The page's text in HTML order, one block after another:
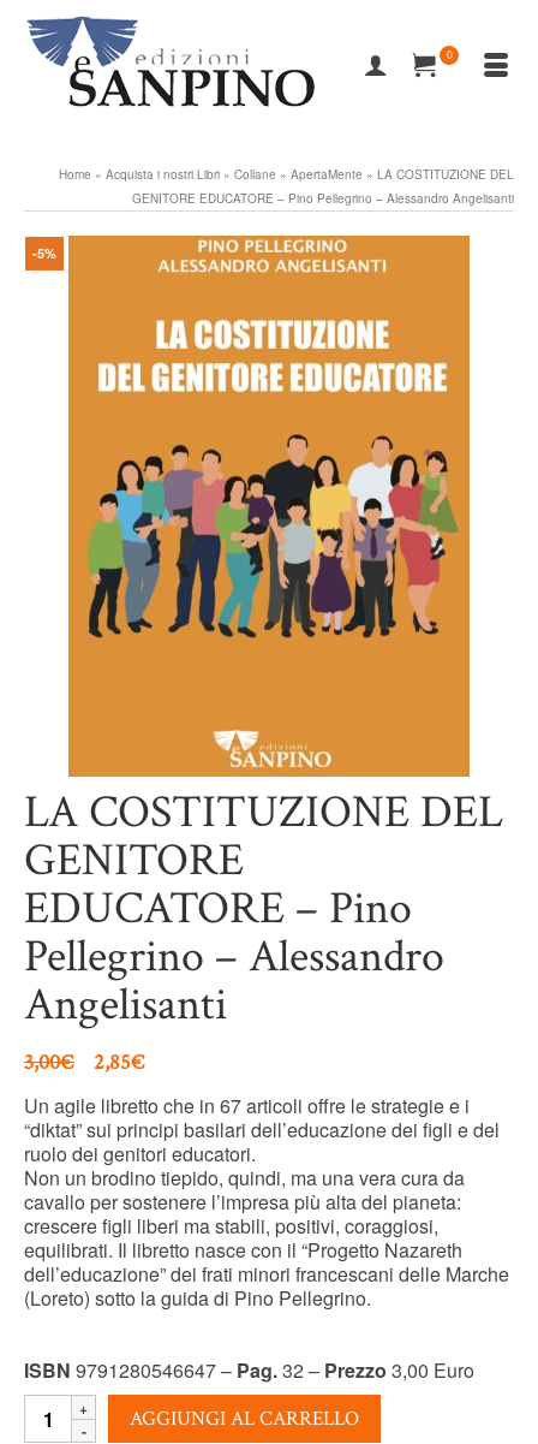
0
Home » Acquista i nostri Libri » Collane » ApertaMente » LA COSTITUZIONE DEL
GENITORE EDUCATORE – Pino Pellegrino – Alessandro Angelisanti
-5%
LA COSTITUZIONE DEL
GENITORE
EDUCATORE – Pino
Pellegrino – Alessandro
Angelisanti
3,00€ 2,85€
Un agile libretto che in 67 articoli offre le strategie e i
“diktat” sui principi basilari dell’educazione dei figli e del
ruolo dei genitori educatori.
Non un brodino tiepido, quindi, ma una vera cura da
cavallo per sostenere l’impresa più alta del pianeta:
crescere figli liberi ma stabili, positivi, coraggiosi,
equilibrati. Il libretto nasce con il “Progetto Nazareth
dell’educazione” dei frati minori francescani delle Marche
(Loreto) sotto la guida di Pino Pellegrino.
ISBN 9791280546647 – Pag.32 – Prezzo 3,00 Euro
LA
COSTITUZIONEAGGIUNGI AL CARRELLO